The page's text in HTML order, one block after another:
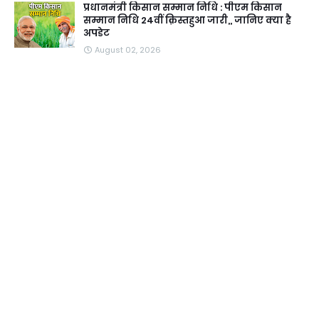
प्रधानमंत्री किसान सम्मान निधि : पीएम किसान
सम्मान निधि 24वीं क़िस्तहुआ जारी,, जानिए क्या है
अपडेट
August 02, 2026